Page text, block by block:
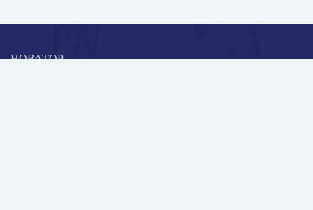
НОВАТОР